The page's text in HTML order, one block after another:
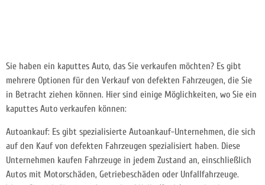
Sie haben ein kaputtes Auto, das Sie verkaufen möchten? Es gibt
mehrere Optionen für den Verkauf von defekten Fahrzeugen, die Sie
in Betracht ziehen können. Hier sind einige Möglichkeiten, wo Sie ein
kaputtes Auto verkaufen können:
Autoankauf: Es gibt spezialisierte Autoankauf-Unternehmen, die sich
auf den Kauf von defekten Fahrzeugen spezialisiert haben. Diese
Unternehmen kaufen Fahrzeuge in jedem Zustand an, einschließlich
Autos mit Motorschäden, Getriebeschäden oder Unfallfahrzeuge.